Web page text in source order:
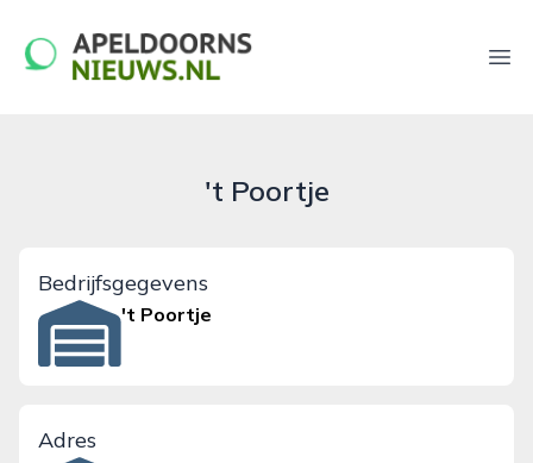
apeldoornsnieuws.nl
't Poortje
Bedrijfsgegevens
't Poortje
Adres